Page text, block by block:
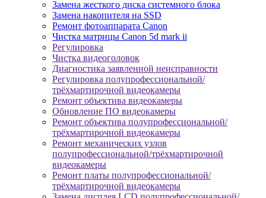
Замена жесткого диска системного блока
Замена накопителя на SSD
Ремонт фотоаппарата Canon
Чистка матрицы Canon 5d mark ii
Регулировка
Чистка видеоголовок
Диагностика заявленной неисправности
Регулировка полупрофессиональной/
трёхмартирочной видеокамеры
Ремонт объектива видеокамеры
Обновление ПО видеокамеры
Ремонт объектива полупрофессиональной/
трёхмартирочной видеокамеры
Ремонт механических узлов
полупрофессиональной/трёхмартирочной
видеокамеры
Ремонт платы полупрофессиональной/
трёхмартирочной видеокамеры